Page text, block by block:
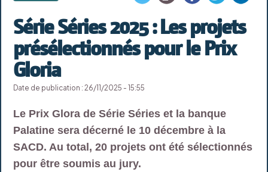
Série Séries 2025 : Les projets
présélectionnés pour le Prix
Gloria
Date de publication : 26/11/2025 - 15:55
Le Prix Glora de Série Séries et la banque
Palatine sera décerné le 10 décembre à la
SACD. Au total, 20 projets ont été sélectionnés
pour être soumis au jury.